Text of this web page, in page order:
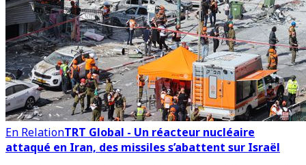
En RelationTRT Global - Un réacteur nucléaire
attaqué en Iran, des missiles s’abattent sur Israël